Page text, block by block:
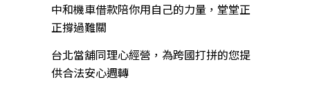
中和機車借款陪你用自己的力量，堂堂正
正撐過難關
台北當舖同理心經營，為跨國打拼的您提
供合法安心週轉